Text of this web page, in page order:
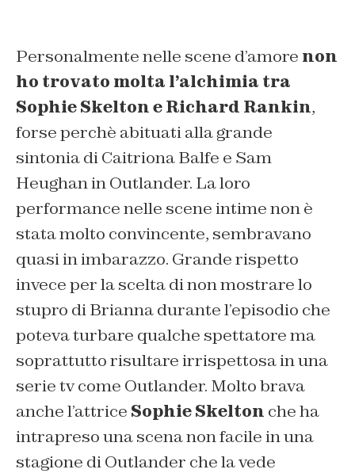
Personalmente nelle scene d’amore non
ho trovato molta l’alchimia tra
Sophie Skelton e Richard Rankin,
forse perchè abituati alla grande
sintonia di Caitriona Balfe e Sam
Heughan in Outlander. La loro
performance nelle scene intime non è
stata molto convincente, sembravano
quasi in imbarazzo. Grande rispetto
invece per la scelta di non mostrare lo
stupro di Brianna durante l’episodio che
poteva turbare qualche spettatore ma
soprattutto risultare irrispettosa in una
serie tv come Outlander. Molto brava
anche l’attrice Sophie Skelton che ha
intrapreso una scena non facile in una
stagione di Outlander che la vede